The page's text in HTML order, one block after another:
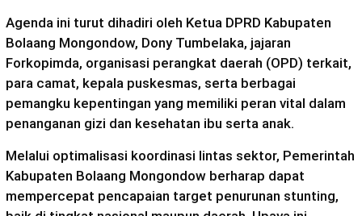
Agenda ini turut dihadiri oleh Ketua DPRD Kabupaten
Bolaang Mongondow, Dony Tumbelaka, jajaran
Forkopimda, organisasi perangkat daerah (OPD) terkait,
para camat, kepala puskesmas, serta berbagai
pemangku kepentingan yang memiliki peran vital dalam
penanganan gizi dan kesehatan ibu serta anak.
Melalui optimalisasi koordinasi lintas sektor, Pemerintah
Kabupaten Bolaang Mongondow berharap dapat
mempercepat pencapaian target penurunan stunting,